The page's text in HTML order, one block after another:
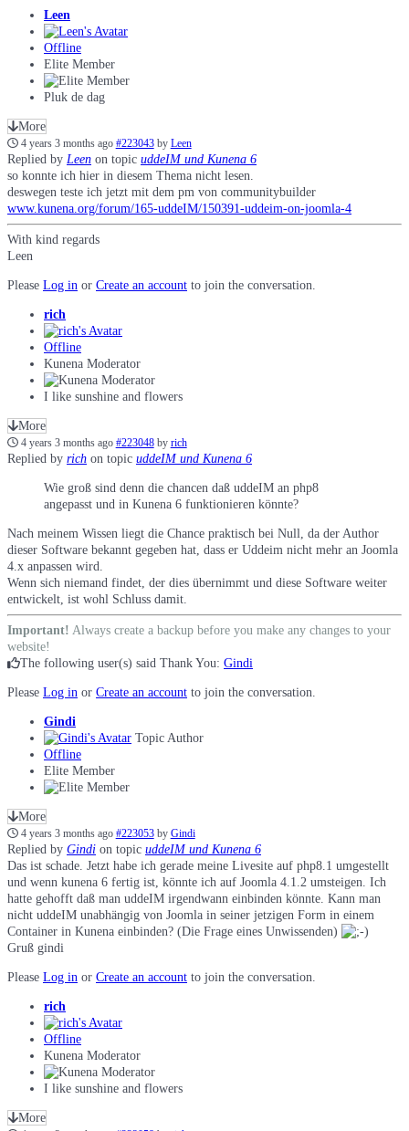
Leen
Offline
Elite Member
Pluk de dag
More
4 years 3 months ago #223043 by Leen
Replied by Leen on topic uddeIM und Kunena 6
so konnte ich hier in diesem Thema nicht lesen.
deswegen teste ich jetzt mit dem pm von communitybuilder
www.kunena.org/forum/165-uddeIM/150391-uddeim-on-joomla-4
With kind regards
Leen
Please Log in or Create an account to join the conversation.
rich
Offline
Kunena Moderator
I like sunshine and flowers
More
4 years 3 months ago #223048 by rich
Replied by rich on topic uddeIM und Kunena 6
Wie groß sind denn die chancen daß uddeIM an php8
angepasst und in Kunena 6 funktionieren könnte?
Nach meinem Wissen liegt die Chance praktisch bei Null, da der Author
dieser Software bekannt gegeben hat, dass er Uddeim nicht mehr an Joomla
4.x anpassen wird.
Wenn sich niemand findet, der dies übernimmt und diese Software weiter
entwickelt, ist wohl Schluss damit.
Important! Always create a backup before you make any changes to your
website!
The following user(s) said Thank You: Gindi
Please Log in or Create an account to join the conversation.
Gindi
Topic Author
Offline
Elite Member
More
4 years 3 months ago #223053 by Gindi
Replied by Gindi on topic uddeIM und Kunena 6
Das ist schade. Jetzt habe ich gerade meine Livesite auf php8.1 umgestellt
und wenn kunena 6 fertig ist, könnte ich auf Joomla 4.1.2 umsteigen. Ich
hatte gehofft daß man uddeIM irgendwann einbinden könnte. Kann man
nicht uddeIM unabhängig von Joomla in seiner jetzigen Form in einem
Container in Kunena einbinden? (Die Frage eines Unwissenden)
Gruß gindi
Please Log in or Create an account to join the conversation.
rich
Offline
Kunena Moderator
I like sunshine and flowers
More